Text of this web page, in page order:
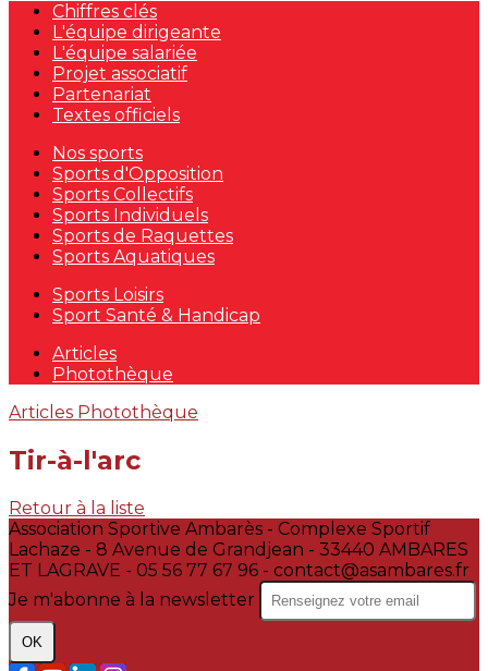
Chiffres clés
L'équipe dirigeante
L'équipe salariée
Projet associatif
Partenariat
Textes officiels
Nos sports
Sports d'Opposition
Sports Collectifs
Sports Individuels
Sports de Raquettes
Sports Aquatiques
Sports Loisirs
Sport Santé & Handicap
Articles
Photothèque
Articles Photothèque
Tir-à-l'arc
Retour à la liste
Association Sportive Ambarès - Complexe Sportif
Lachaze - 8 Avenue de Grandjean - 33440 AMBARES
ET LAGRAVE - 05 56 77 67 96 - contact@asambares.fr
Je m'abonne à la newsletter
OK